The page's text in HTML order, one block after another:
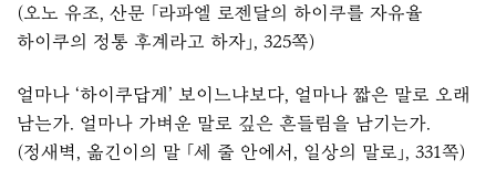
(오노 유조, 산문 「라파엘 로젠달의 하이쿠를 자유율
하이쿠의 정통 후계라고 하자」, 325쪽)
얼마나 ‘하이쿠답게’ 보이느냐보다, 얼마나 짧은 말로 오래
남는가. 얼마나 가벼운 말로 깊은 흔들림을 남기는가.
(정새벽, 옮긴이의 말 「세 줄 안에서, 일상의 말로」, 331쪽)